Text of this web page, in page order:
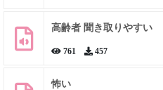
高齢者 聞き取りやすい
761 457
怖い